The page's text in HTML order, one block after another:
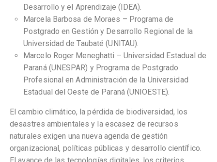
Desarrollo y el Aprendizaje (IDEA).
Marcela Barbosa de Moraes – Programa de
Postgrado en Gestión y Desarrollo Regional de la
Universidad de Taubaté (UNITAU).
Marcelo Roger Meneghatti – Universidad Estadual de
Paraná (UNESPAR) y Programa de Postgrado
Profesional en Administración de la Universidad
Estadual del Oeste de Paraná (UNIOESTE).
El cambio climático, la pérdida de biodiversidad, los
desastres ambientales y la escasez de recursos
naturales exigen una nueva agenda de gestión
organizacional, políticas públicas y desarrollo científico.